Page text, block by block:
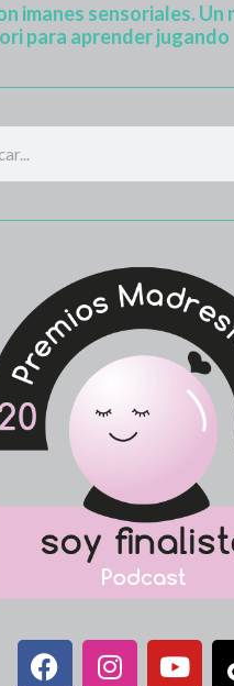
imanes sensoriales. Un
para aprender jugando